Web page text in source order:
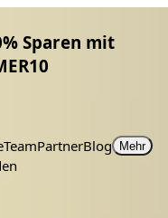
Sparen mit
TeamPartnerBlog Mehr